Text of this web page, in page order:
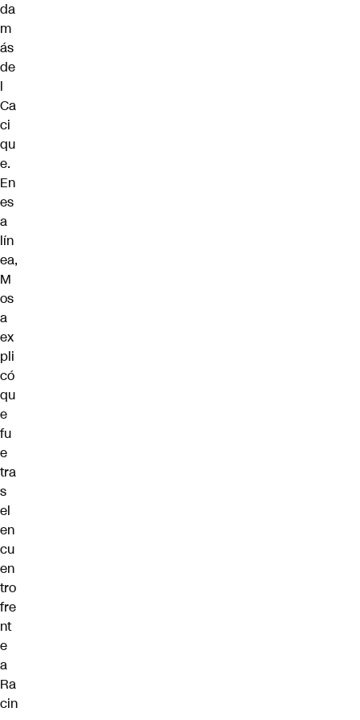
da
m
ás
de
l
Ca
ci
qu
e.
En
es
a
lín
ea,
M
os
a
ex
pli
có
qu
e
fu
e
tra
s
el
en
cu
en
tro
fre
nt
e
a
Ra
cin